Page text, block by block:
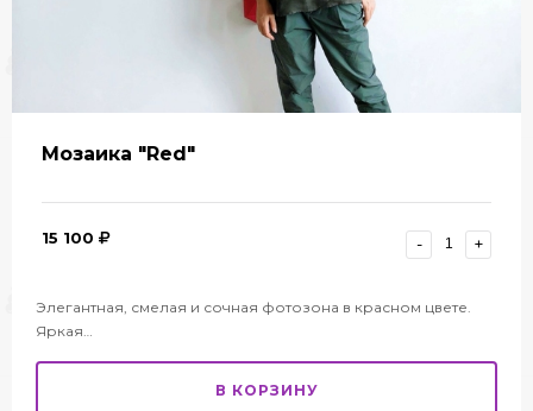
Мозаика "Red"
15 100 - +
Элегантная, смелая и сочная фотозона в красном цвете.
Яркая…
В КОРЗИНУ